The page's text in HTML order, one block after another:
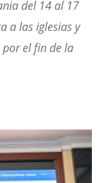
del 14 al 17
a las iglesias y
el fin de la